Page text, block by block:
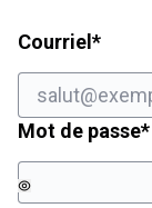
Courriel *
Mot de passe*